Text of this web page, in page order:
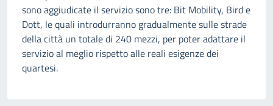
sono aggiudicate il servizio sono tre: Bit Mobility, Bird e
Dott, le quali introdurranno gradualmente sulle strade
della città un totale di 240 mezzi, per poter adattare il
servizio al meglio rispetto alle reali esigenze dei
quartesi.